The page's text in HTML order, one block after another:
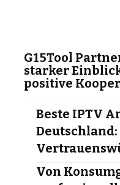
G15Tool
starker
positive
Beste IPTV
Deutschland:
Von